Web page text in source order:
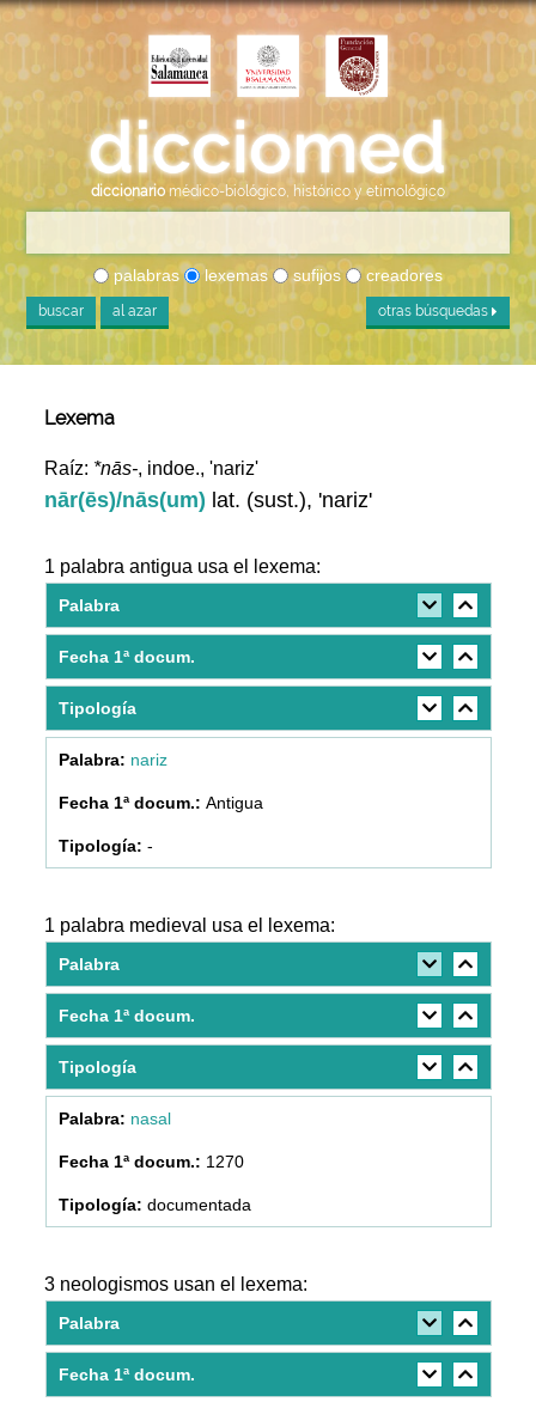
diccionario médico-biológico, histórico y etimológico
palabras lexemas sufijos creadores
buscar al azar otras búsquedas
Lexema
Raíz: *nās-, indoe., 'nariz'
nār(ēs)/nās(um) lat. (sust.), 'nariz'
1 palabra antigua usa el lexema:
Palabra
Fecha 1ª docum.
Tipología
nariz
Antigua
-
1 palabra medieval usa el lexema:
Palabra
Fecha 1ª docum.
Tipología
nasal
1270
documentada
3 neologismos usan el lexema:
Palabra
Fecha 1ª docum.